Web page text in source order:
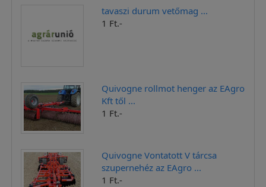
tavaszi durum vetőmag ...
1 Ft.-
Quivogne rollmot henger az EAgro
Kft től ...
1 Ft.-
Quivogne Vontatott V tárcsa
szupernehéz az EAgro ...
1 Ft.-